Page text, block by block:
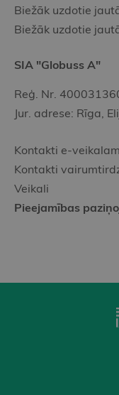
Biežāk uzdotie
Biežāk uzdotie
SIA "Globuss A"
Reģ. Nr.
Jur. adrese: Rīga,
Kontakti e-veikalam
Kontakti
Veikali
Pieejamības